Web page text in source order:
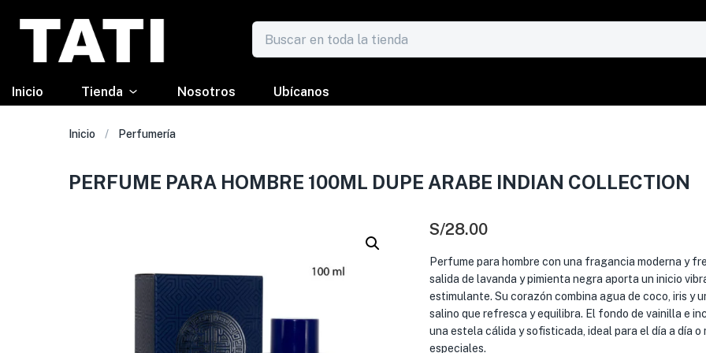
Inicio Tienda Nosotros Ubícanos
Inicio Perfumería
PERFUME PARA HOMBRE 100ML DUPE ARABE INDIAN COLLECTION
S/28.00
Perfume para hombre con una fragancia moderna y
salida de lavanda y pimienta negra aporta un inicio
estimulante. Su corazón combina agua de coco, iris y
salino que refresca y equilibra. El fondo de vainilla e
una estela cálida y sofisticada, ideal para el día a día o
especiales.